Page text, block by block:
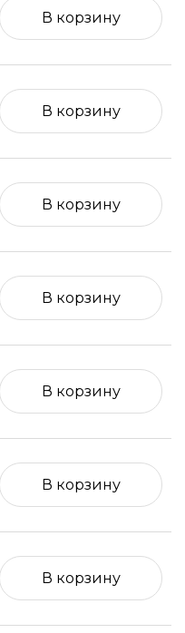
В корзину
В корзину
В корзину
В корзину
В корзину
В корзину
В корзину